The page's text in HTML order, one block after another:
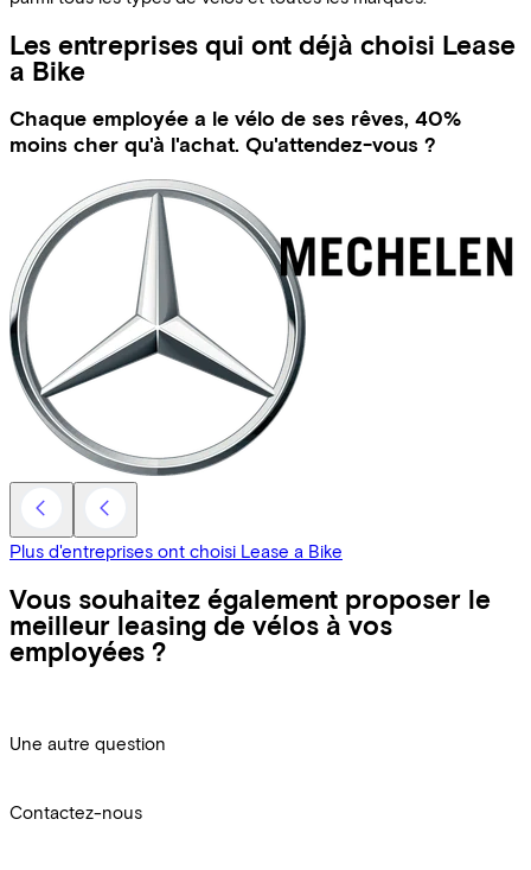
Les entreprises qui ont déjà choisi Lease
a Bike
Chaque employée a le vélo de ses rêves, 40%
moins cher qu'à l'achat. Qu'attendez-vous ?
Plus d'entreprises ont choisi Lease a Bike
Vous souhaitez également proposer le
meilleur leasing de vélos à vos
employées ?
Une autre question
Contactez-nous